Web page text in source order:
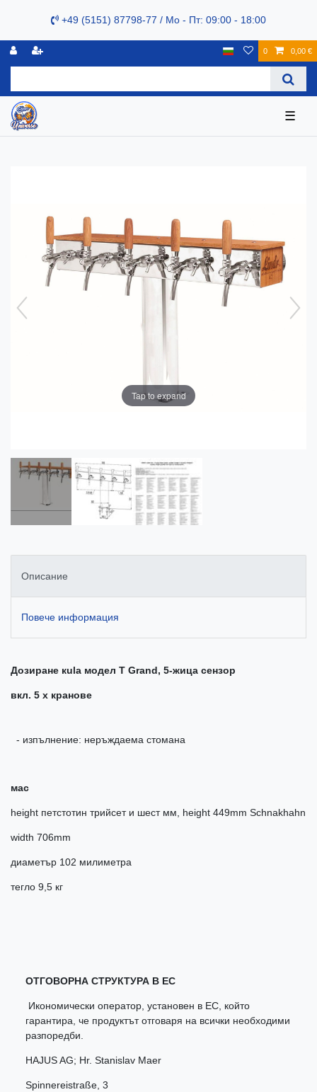
+49 (5151) 87798-77 / Mo - Пт: 09:00 - 18:00
0 0,00 €
☰
Tap to expand
Описание
Повече информация
Дозиране кulа модел Т Grand, 5-жица сензор
вкл. 5 х кранове
- изпълнение: неръждаема стомана
мас
height петстотин трийсет и шест мм, height 449mm Schnakhahn
width 706mm
диаметър 102 милиметра
тегло 9,5 кг
ОТГОВОРНА СТРУКТУРА В ЕС
Икономически оператор, установен в ЕС, който
гарантира, че продуктът отговаря на всички необходими
разпоредби.
HAJUS AG; Hr. Stanislav Maer
Spinnereistraße 3